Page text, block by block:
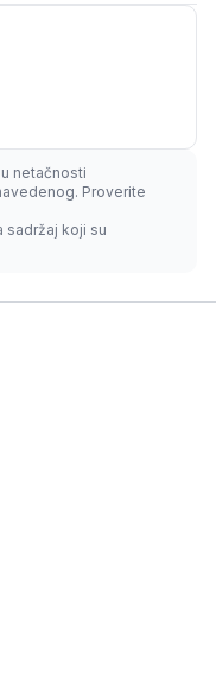
netačnosti
Proverite
sadržaj koji su